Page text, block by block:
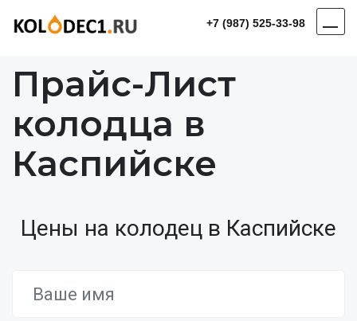
+7 (987) 525-33-98
Прайс-Лист
колодца в
Каспийске
Цены на колодец в Каспийске